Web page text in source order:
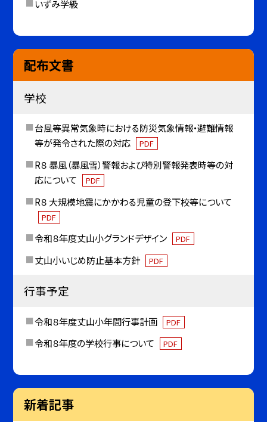
いずみ学級
配布文書
学校
台風等異常気象時における防災気象情報・避難情報
等が発令された際の対応
PDF
R８ 暴風（暴風雪）警報および特別警報発表時等の対
応について
PDF
R８ 大規模地震にかかわる児童の登下校等について
PDF
令和８年度丈山小グランドデザイン PDF
丈山小いじめ防止基本方針 PDF
行事予定
令和８年度丈山小年間行事計画 PDF
令和８年度の学校行事について PDF
新着記事